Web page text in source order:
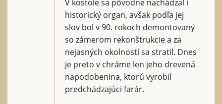
V kostole sa pôvodne nachádzal i
historický organ, avšak podľa jej
slov bol v 90. rokoch demontovaný
so zámerom rekonštrukcie a za
nejasných okolností sa stratil. Dnes
je preto v chráme len jeho drevená
napodobenina, ktorú vyrobil
predchádzajúci farár.